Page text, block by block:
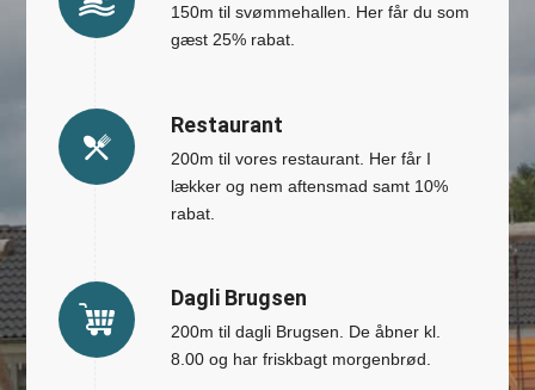
150m til svømmehallen. Her får du som
gæst 25% rabat.
Restaurant
200m til vores restaurant. Her får I
lækker og nem aftensmad samt 10%
rabat.
Dagli Brugsen
200m til dagli Brugsen. De åbner kl.
8.00 og har friskbagt morgenbrød.